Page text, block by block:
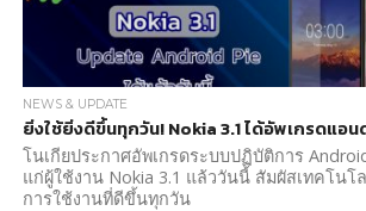
NEWS & UPDATE
ยิ่งใช้ยิ่งดีขึ้นทุกวัน! Nokia 3.1 ได้อัพเกรดแอ
โนเกียประกาศอัพเกรดระบบปฏิบัติการ
แก่ผู้ใช้งาน Nokia 3.1 แล้ววันนี้ สัมผัสเทคโนโ
การใช้งานที่ดีขึ้นทุกวัน